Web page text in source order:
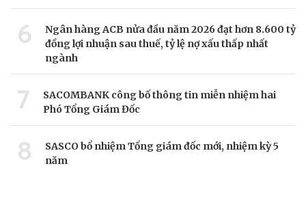
6
Ngân hàng ACB nửa đầu năm 2026 đạt hơn 8.600 tỷ
đồng lợi nhuận sau thuế, tỷ lệ nợ xấu thấp nhất
ngành
7
SACOMBANK công bố thông tin miễn nhiệm hai
Phó Tổng Giám Đốc
8
SASCO bổ nhiệm Tổng giám đốc mới, nhiệm kỳ 5
năm